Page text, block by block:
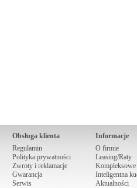
Obsługa klienta
Regulamin
Polityka prywatności
Zwroty i reklamacje
Gwarancja
Serwis
Informacje
O firmie
Leasing/Raty
Kompleksowe
Inteligentna
Aktualności